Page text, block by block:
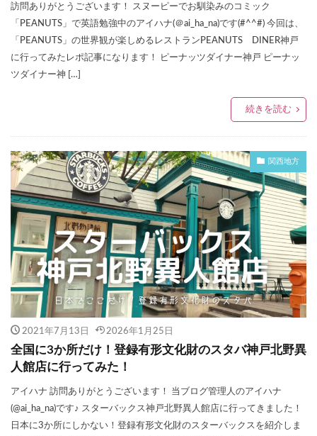
訪問ありがとうございます！ スヌーピーでお馴染みのコミック
「PEANUTS」で英語勉強中のアイハナ(＠ai_ha_na)です(#^^#) 今回は、
「PEANUTS」の世界観が楽しめるレストランPEANUTS DINER神戸
に行ってみたレポ記事になります！ ピーナッツダイナー神戸 ピーナッ
ツダイナー神 […]
続きを読む
関西地方
2021年7月13日 2026年1月25日
全国に3か所だけ！登録有形文化財のスタバ神戸北野異
人館店に行ってみた！
アイハナ 訪問ありがとうございます！ 当ブログ管理人のアイハナ
(@ai_ha_na)です♪ スターバックス神戸北野異人館店に行ってきました！
日本に3か所にしかない！登録有形文化財のスターバックスを紹介しま